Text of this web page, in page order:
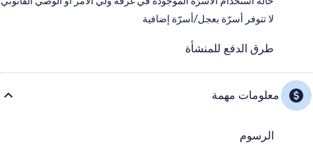
لا تتوفر أسرّة بعجل/أسرّة إضافية
طرق الدفع للمنشأة
معلومات مهمة
الرسوم